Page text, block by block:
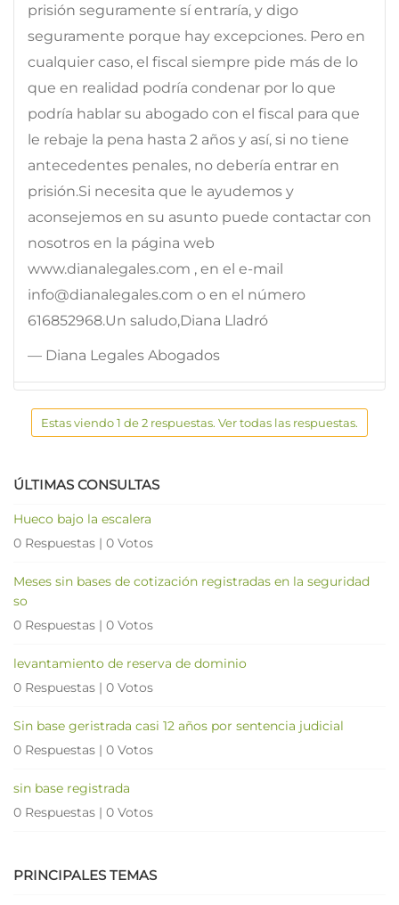
prisión seguramente sí entraría, y digo
seguramente porque hay excepciones. Pero en
cualquier caso, el fiscal siempre pide más de lo
que en realidad podría condenar por lo que
podría hablar su abogado con el fiscal para que
le rebaje la pena hasta 2 años y así, si no tiene
antecedentes penales, no debería entrar en
prisión.Si necesita que le ayudemos y
aconsejemos en su asunto puede contactar con
nosotros en la página web
www.dianalegales.com , en el e-mail
info@dianalegales.com o en el número
616852968.Un saludo,Diana Lladró
— Diana Legales Abogados
Estas viendo 1 de 2 respuestas. Ver todas las respuestas.
ÚLTIMAS CONSULTAS
Hueco bajo la escalera
0 Respuestas | 0 Votos
Meses sin bases de cotización registradas en la seguridad
so
0 Respuestas | 0 Votos
levantamiento de reserva de dominio
0 Respuestas | 0 Votos
Sin base geristrada casi 12 años por sentencia judicial
0 Respuestas | 0 Votos
sin base registrada
0 Respuestas | 0 Votos
PRINCIPALES TEMAS